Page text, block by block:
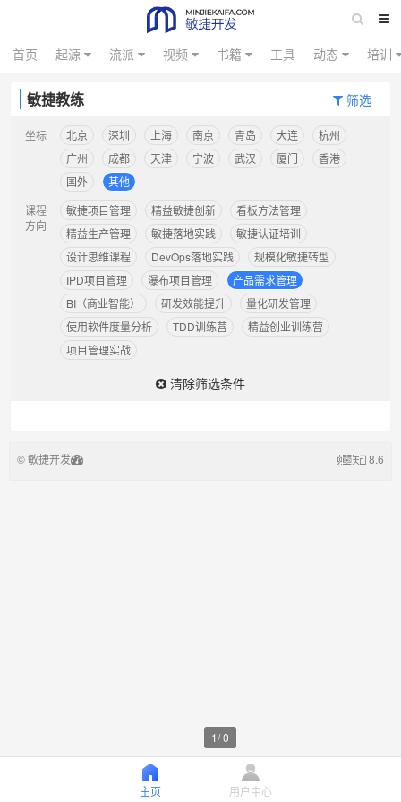
首页 起源 流派 视频 书籍 工具 动态 培训
敏捷教练 筛选
坐标 北京 深圳 上海 南京 青岛 大连
杭州
广州
成都 天津 宁波 武汉 厦门
香港
国外
其他
课程
方向
敏捷项目管理 精益敏捷创新
看板方法管理
精益生产管理
敏捷落地实践
敏捷认证培训
设计思维课程
DevOps落地实践
规模化敏捷转型
IPD项目管理
瀑布项目管理
产品需求管理
BI（商业智能）
研发效能提升
量化研发管理
使用软件度量分析
TDD训练营
精益创业训练营
项目管理实战
清除筛选条件
1/0
© 敏捷开发 8.6
主页 用户中心